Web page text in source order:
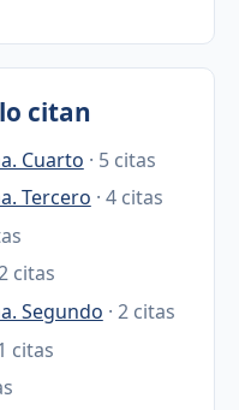
citan
Cuarto · 5 citas
Tercero · 4 citas
citas
Segundo · 2 citas
citas